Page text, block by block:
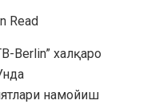
Read
Berlin” халқаро
намойиш